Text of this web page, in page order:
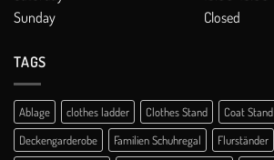
Sunday
Closed
TAGS
Ablage clothes ladder Clothes Stand Coat Stand
Deckengarderobe
Familien Schuhregal Flurständer